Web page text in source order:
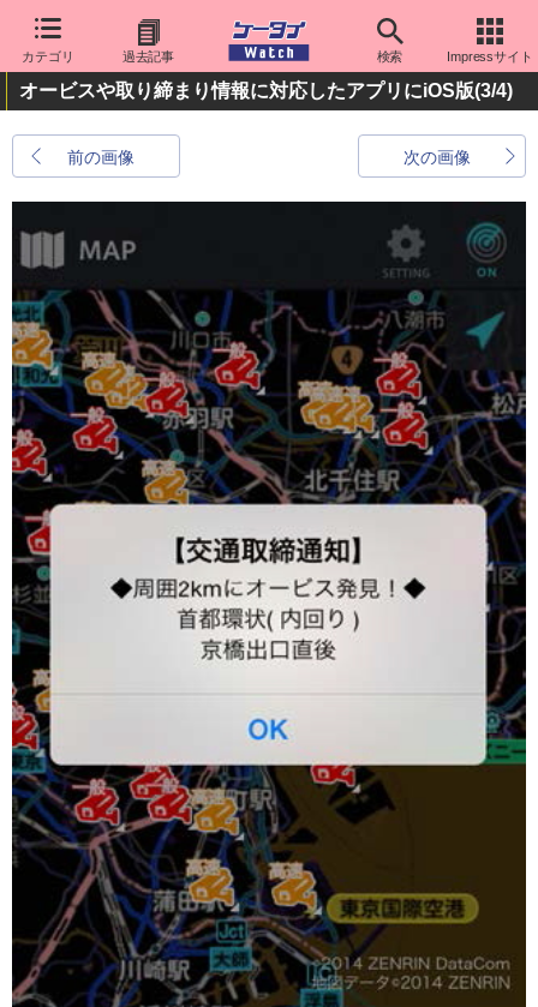
カテゴリ 過去記事 検索 Impressサイト
オービスや取り締まり情報に対応したアプリにiOS版(3/4)
前の画像 次の画像